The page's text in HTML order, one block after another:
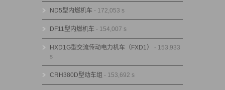
ND5型内燃机车 - 172,053 s
DF11型内燃机车 - 154,007 s
HXD1G型交流传动电力机车（FXD1）
- 153,933
s
CRH380D型动车组 - 153,692 s